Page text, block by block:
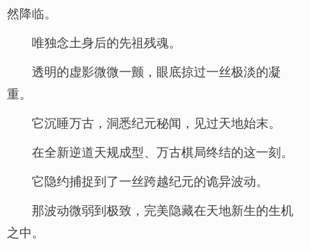
然降临。
唯独念土身后的先祖残魂。
透明的虚影微微一颤，眼底掠过一丝极淡的凝
重。
它沉睡万古，洞悉纪元秘闻，见过天地始末。
在全新逆道天规成型、万古棋局终结的这一刻。
它隐约捕捉到了一丝跨越纪元的诡异波动。
那波动微弱到极致，完美隐藏在天地新生的生机
之中。